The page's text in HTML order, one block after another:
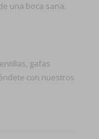
una boca sana.
gafas
con nuestros